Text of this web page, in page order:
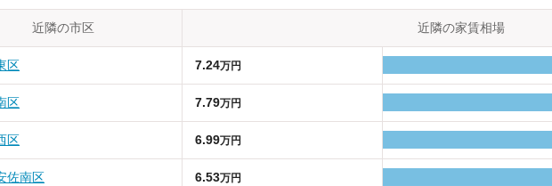
近隣の市区 近隣の家賃相場
区 7.24万円
区 7.79万円
区 6.99万円
佐南区 6.53万円